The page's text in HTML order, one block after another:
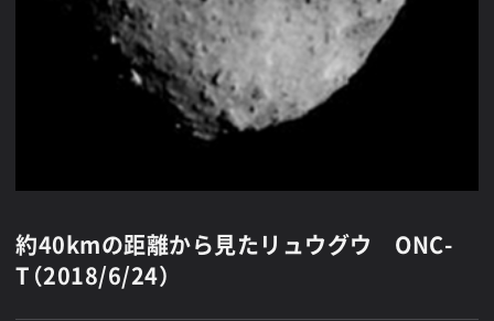
約40kmの距離から見たリュウグウ ONC-
T（2018/6/24）